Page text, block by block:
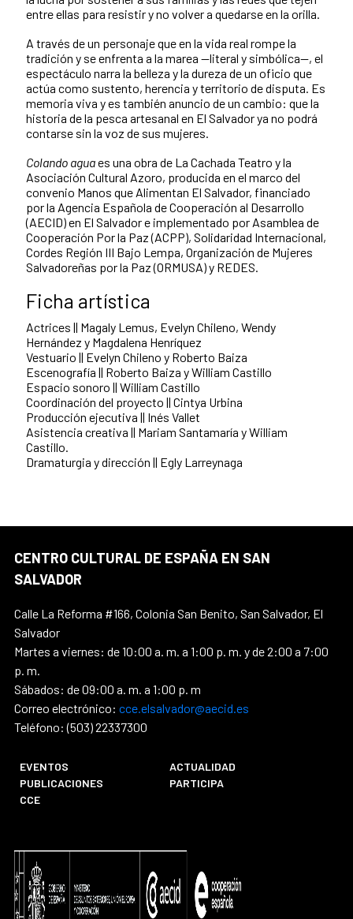
entre ellas para resistir y no volver a quedarse en la orilla.
A través de un personaje que en la vida real rompe la
tradición y se enfrenta a la marea —literal y simbólica—, el
espectáculo narra la belleza y la dureza de un oficio que
actúa como sustento, herencia y territorio de disputa. Es
memoria viva y es también anuncio de un cambio: que la
historia de la pesca artesanal en El Salvador ya no podrá
contarse sin la voz de sus mujeres.
Colando aguaes una obra de La Cachada Teatro y la
Asociación Cultural Azoro, producida en el marco del
convenio Manos que Alimentan El Salvador, financiado
por la Agencia Española de Cooperación al Desarrollo
(AECID) en El Salvador e implementado por Asamblea de
Cooperación Por la Paz (ACPP), Solidaridad Internacional,
Cordes Región III Bajo Lempa, Organización de Mujeres
Salvadoreñas por la Paz (ORMUSA) y REDES.
Ficha artística
Actrices || Magaly Lemus, Evelyn Chileno, Wendy
Hernández y Magdalena Henríquez
Vestuario || Evelyn Chileno y Roberto Baiza
Escenografía || Roberto Baiza y William Castillo
Espacio sonoro || William Castillo
Coordinación del proyecto || Cintya Urbina
Producción ejecutiva || Inés Vallet
Asistencia creativa || Mariam Santamaría y William
Castillo.
Dramaturgia y dirección || Egly Larreynaga
CENTRO CULTURAL DE ESPAÑA EN SAN
SALVADOR
Calle La Reforma #166, Colonia San Benito, San Salvador, El
Salvador
Martes a viernes: de 10:00 a. m. a 1:00 p. m. y de 2:00 a 7:00
p. m.
Sábados: de 09:00 a. m. a 1:00 p. m
Correo electrónico: cce.elsalvador@aecid.es
Teléfono: (503) 22337300
EVENTOS
ACTUALIDAD
PUBLICACIONES
PARTICIPA
CCE